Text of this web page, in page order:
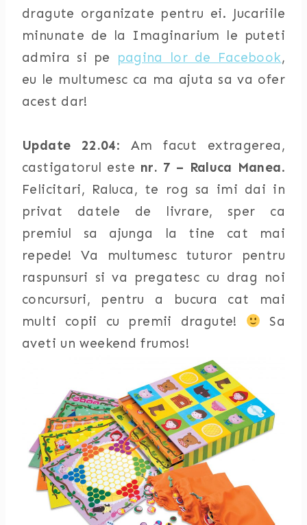
dragute organizate pentru ei. Jucariile
minunate de la Imaginarium le puteti
admira si pe
pagina lor de Facebook,
eu le multumesc ca ma ajuta sa va ofer
acest dar!
Update 22.04: Am facut extragerea,
castigatorul este nr. 7 – Raluca Manea.
Felicitari, Raluca, te rog sa imi dai in
privat datele de livrare, sper ca
premiul sa ajunga la tine cat mai
repede! Va multumesc tuturor pentru
raspunsuri si va pregatesc cu drag noi
concursuri, pentru a bucura cat mai
multi copii cu premii dragute!
Sa
aveti un weekend frumos!